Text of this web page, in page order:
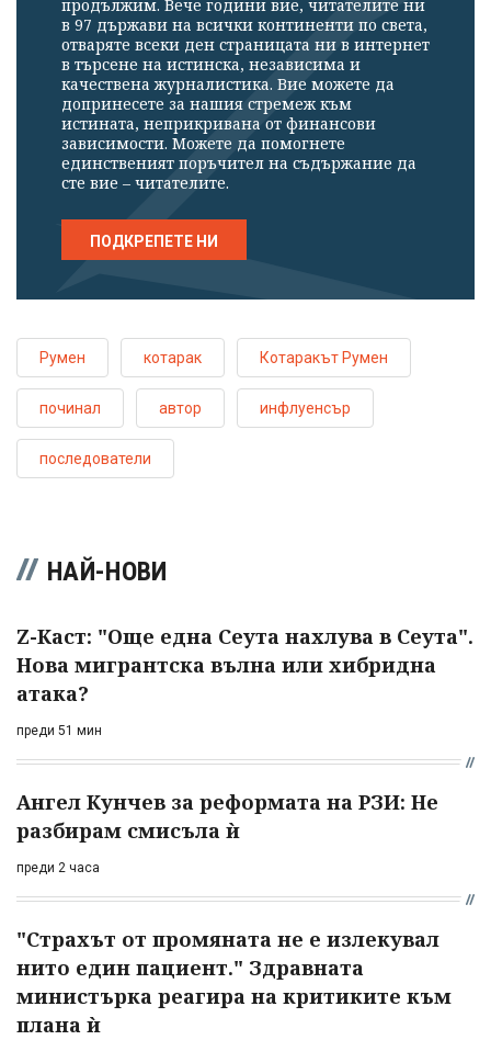
продължим. Вече години вие, читателите ни
в 97 държави на всички континенти по света,
отваряте всеки ден страницата ни в интернет
в търсене на истинска, независима и
качествена журналистика. Вие можете да
допринесете за нашия стремеж към
истината, неприкривана от финансови
зависимости. Можете да помогнете
единственият поръчител на съдържание да
сте вие – читателите.
ПОДКРЕПЕТЕ НИ
Румен котарак Котаракът Румен
починал автор инфлуенсър
последователи
НАЙ-НОВИ
Z-Каст: "Още една Сеута нахлува в Сеута".
Нова мигрантска вълна или хибридна
атака?
преди 51 мин
Ангел Кунчев за реформата на РЗИ: Не
разбирам смисъла ѝ
преди 2 часа
"Страхът от промяната не е излекувал
нито един пациент." Здравната
министърка реагира на критиките към
плана ѝ